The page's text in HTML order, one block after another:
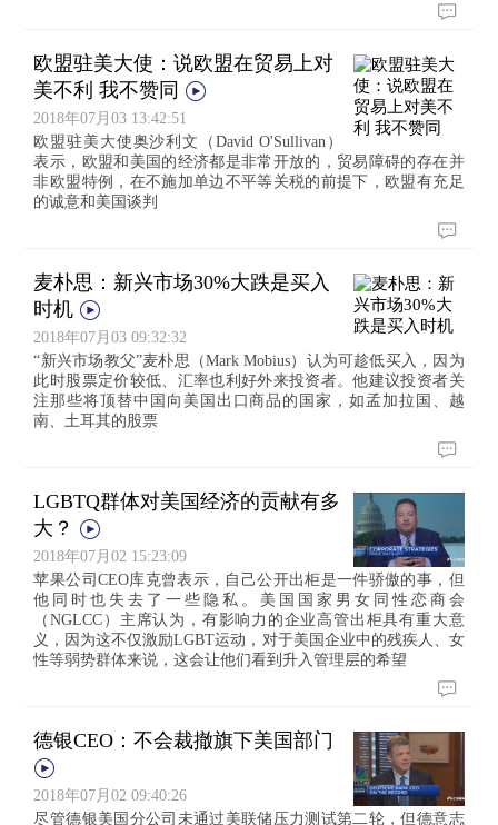
欧盟驻美大使：说欧盟在贸易上对
美不利 我不赞同
2018年07月03 13:42:51
欧盟驻美大使奥沙利文（David O'Sullivan）
表示，欧盟和美国的经济都是非常开放的，贸易障碍的存在并
非欧盟特例，在不施加单边不平等关税的前提下，欧盟有充足
的诚意和美国谈判
麦朴思：新兴市场30%大跌是买入
时机
2018年07月03 09:32:32
“新兴市场教父”麦朴思（Mark Mobius）认为可趁低买入，因为
此时股票定价较低、汇率也利好外来投资者。他建议投资者关
注那些将顶替中国向美国出口商品的国家，如孟加拉国、越
南、土耳其的股票
LGBTQ群体对美国经济的贡献有多
大？
2018年07月02 15:23:09
苹果公司CEO库克曾表示，自己公开出柜是一件骄傲的事，但
他同时也失去了一些隐私。美国国家男女同性恋商会
（NGLCC）主席认为，有影响力的企业高管出柜具有重大意
义，因为这不仅激励LGBT运动，对于美国企业中的残疾人、女
性等弱势群体来说，这会让他们看到升入管理层的希望
德银CEO：不会裁撤旗下美国部门
2018年07月02 09:40:26
尽管德银美国分公司未通过美联储压力测试第二轮，但德意志